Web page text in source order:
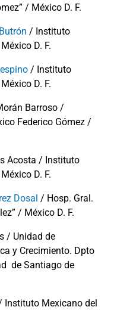
/ México D. F.
/ Instituto
D. F.
/ Instituto
D. F.
Barroso /
Federico Gómez /
Acosta / Instituto
D. F.
Dosal / Hosp. Gral.
/ México D. F.
/ Unidad de
y Crecimiento. Dpto
de Santiago de
Instituto Mexicano del